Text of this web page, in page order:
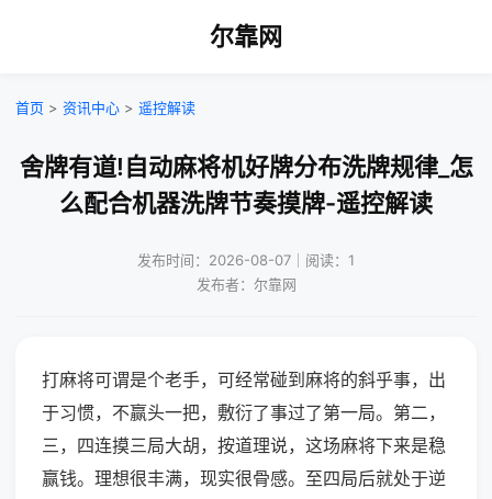
尔靠网
首页 > 资讯中心 > 遥控解读
舍牌有道!自动麻将机好牌分布洗牌规律_怎
么配合机器洗牌节奏摸牌-遥控解读
发布时间：2026-08-07｜阅读：1
发布者：尔靠网
打麻将可谓是个老手，可经常碰到麻将的斜乎事，出
于习惯，不赢头一把，敷衍了事过了第一局。第二，
三，四连摸三局大胡，按道理说，这场麻将下来是稳
赢钱。理想很丰满，现实很骨感。至四局后就处于逆